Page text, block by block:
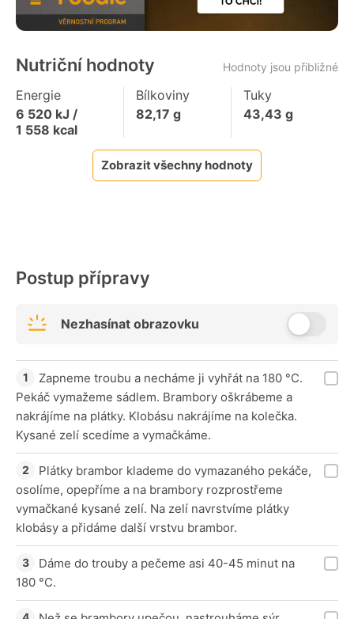
Nutriční hodnoty Hodnoty jsou přibližné
Energie
6 520 kJ /
1 558 kcal
Bílkoviny
82,17 g
Tuky
43,43 g
Zobrazit všechny hodnoty
Postup přípravy
Nezhasínat obrazovku
Zapneme troubu a necháme ji vyhřát na 180 °C.
Pekáč vymažeme sádlem. Brambory oškrábeme a
nakrájíme na plátky. Klobásu nakrájíme na kolečka.
Kysané zelí scedíme a vymačkáme.
Plátky brambor klademe do vymazaného pekáče,
osolíme, opepříme a na brambory rozprostřeme
vymačkané kysané zelí. Na zelí navrstvíme plátky
klobásy a přidáme další vrstvu brambor.
Dáme do trouby a pečeme asi 40-45 minut na
180 °C.